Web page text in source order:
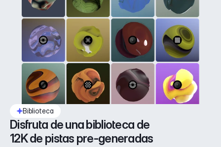
Biblioteca
Disfruta de una biblioteca de
12K de pistas pre-generadas